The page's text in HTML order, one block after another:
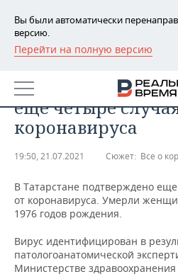
Вы были автоматически
версию.
Перейти на полную версию
РЕГИОНЫ
БАШКОРТОСТАН
ТАТАРСТАН
НОВОСТИ
АНАЛИТИКА
ДЕКЛАРАЦИИ О ДОХОДАХ
КОРОЛИ ГОСЗАКАЗА ПФО
ВУЗЫ ТАТАРСТАНА
НОВОСТИ ЭКОНОМИКИ
ФИНАНСЫ
БАНКИ
ПРОМЫШЛЕННОСТЬ
НОВОСТИ
ПРОМЫШЛЕННОСТИ
АГРОПРОМ
НЕДВИЖИМОСТЬ
НОВОСТИ НЕДВИЖИМОСТИ
АВТО
В Татарстане
еще четыре
коронавируса
19:50, 21.07.2021 Сюжет: Все о
В Татарстане подтверждено
от коронавируса. Умерли
1976 годов рождения.
Вирус идентифицирован в
патологоанатомической
Министерстве здравоохранения